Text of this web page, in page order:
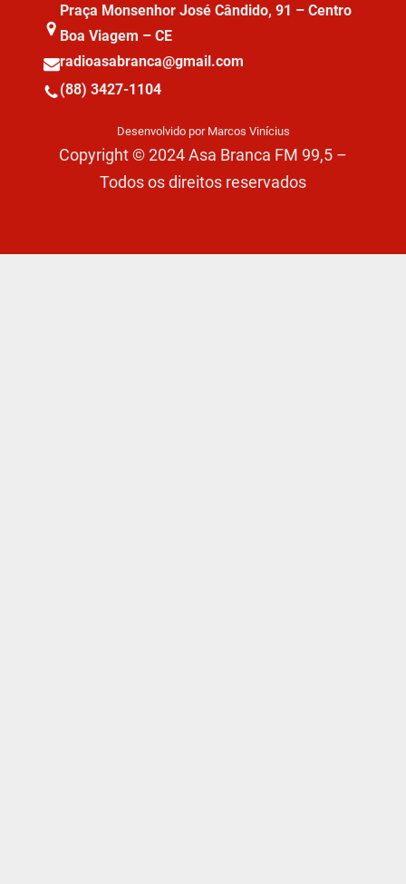
Praça Monsenhor José Cândido, 91 – Centro
Boa Viagem – CE
radioasabranca@gmail.com
(88) 3427-1104
Desenvolvido por Marcos Vinícius
Copyright © 2024 Asa Branca FM 99,5 –
Todos os direitos reservados